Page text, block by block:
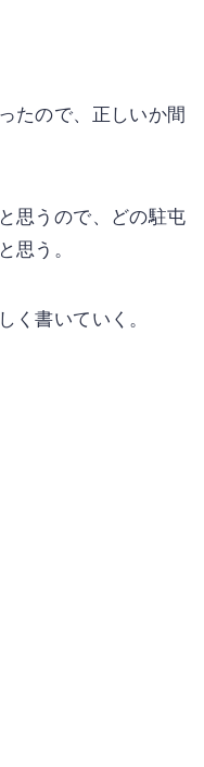
たので、正しいか間
思うので、どの駐屯
思う。
く書いていく。